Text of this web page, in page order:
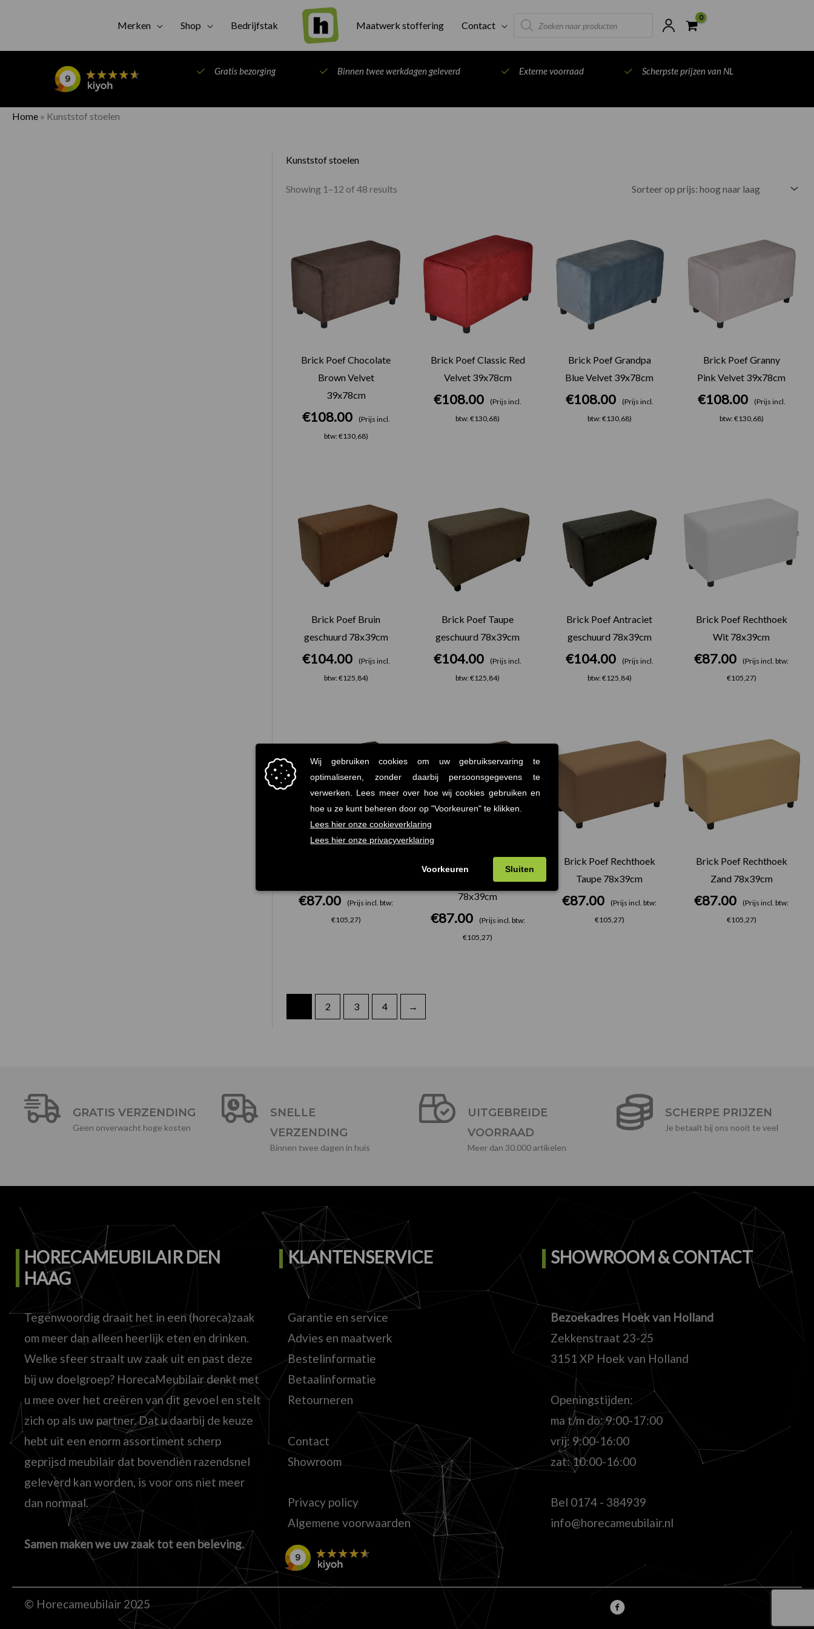
Merken Shop Bedrijfstak Maatwerk stoffering Contact
Products
search
Gratis bezorging Binnen twee werkdagen geleverd Externe voorraad Scherpste prijzen van NL
Home » Kunststof stoelen
Kunststof stoelen
Showing 1–12 of 48 results
Brick Poef Chocolate
Brown Velvet
39x78cm
€108.00
(Prijs incl.
btw: €130,68)
Brick Poef Classic Red
Velvet 39x78cm
€108.00
(Prijs incl.
btw: €130,68)
Brick Poef Grandpa
Blue Velvet 39x78cm
€108.00
(Prijs incl.
btw: €130,68)
Brick Poef Granny
Pink Velvet 39x78cm
€108.00
(Prijs incl.
btw: €130,68)
Brick Poef Bruin
geschuurd 78x39cm
€104.00
(Prijs incl.
btw: €125,84)
Brick Poef Taupe
geschuurd 78x39cm
€104.00
(Prijs incl.
btw: €125,84)
Brick Poef Antraciet
geschuurd 78x39cm
€104.00
(Prijs incl.
btw: €125,84)
Brick Poef Rechthoek
Wit 78x39cm
€87.00
(Prijs incl. btw:
€105,27)
€87.00
(Prijs incl. btw:
€105,27)
Brick Poef Rechthoek
Antraciet Grijs
78x39cm
€87.00
(Prijs incl. btw:
€105,27)
Brick Poef Rechthoek
Taupe 78x39cm
€87.00
(Prijs incl. btw:
€105,27)
Brick Poef Rechthoek
Zand 78x39cm
€87.00
(Prijs incl. btw:
€105,27)
2 3 4 →
GRATIS VERZENDING
Geen onverwacht hoge kosten
SNELLE
VERZENDING
Binnen twee dagen in huis
UITGEBREIDE
VOORRAAD
Meer dan 30.000 artikelen
SCHERPE PRIJZEN
Je betaalt bij ons nooit te veel
HORECAMEUBILAIR DEN
HAAG
Tegenwoordig draait het in een (horeca)zaak
om meer dan alleen heerlijk eten en drinken.
Welke sfeer straalt uw zaak uit en past deze
bij uw doelgroep? HorecaMeubilair denkt met
u mee over het creëren van dit gevoel en stelt
zich op als uw partner. Dat u daarbij de keuze
hebt uit een enorm assortiment scherp
geprijsd meubilair dat bovendien razendsnel
geleverd kan worden, is voor ons niet meer
dan normaal.
Samen maken we uw zaak tot een beleving.
KLANTENSERVICE
Garantie en service
Advies en maatwerk
Bestelinformatie
Betaalinformatie
Retourneren
Contact
Showroom
Privacy policy
Algemene voorwaarden
SHOWROOM & CONTACT
Bezoekadres Hoek van Holland
Zekkenstraat 23-25
3151 XP Hoek van Holland
Openingstijden:
ma t/m do: 9:00-17:00
vrij: 9:00-16:00
zat: 10:00-16:00
Bel 0174 - 384939
info@horecameubilair.nl
© Horecameubilair 2025